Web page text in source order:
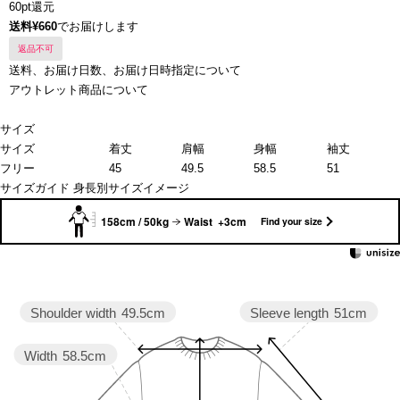
60pt還元
送料¥660でお届けします
返品不可
送料、お届け日数、お届け日時指定について
アウトレット商品について
サイズ
サイズ
着丈 肩幅 身幅
袖丈
フリー
45 49.5 58.5
51
サイズガイド 身長別サイズイメージ
158cm / 50kg Waist +3cm Find your size
Sleeve length 51cm
Width 58.5cm
Shoulder width 49.5cm